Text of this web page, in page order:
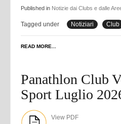
Published in Notizie dai Clubs e dalle
Tagged under Notiziari Club
READ MORE...
Panathlon Club
Sport Luglio
View PDF